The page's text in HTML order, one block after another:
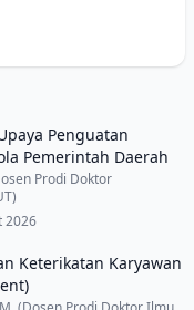
Penguatan
Pemerintah Daerah
Prodi Doktor
2026
Keterikatan Karyawan